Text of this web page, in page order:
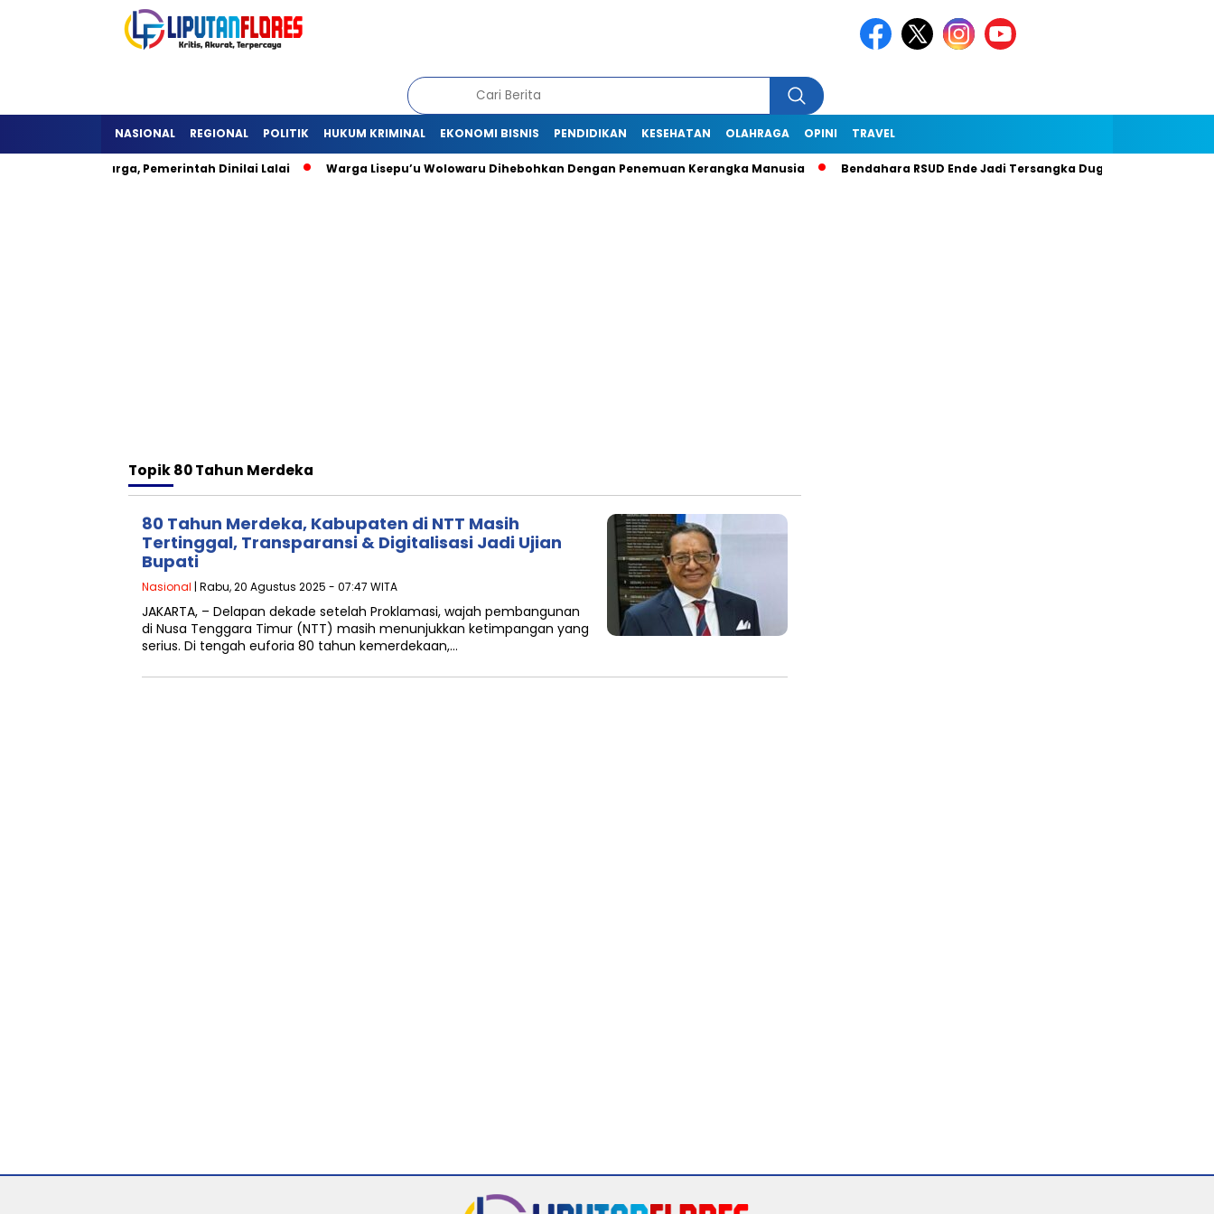
NASIONAL REGIONAL POLITIK HUKUM KRIMINAL EKONOMI BISNIS PENDIDIKAN KESEHATAN OLAHRAGA OPINI TRAVEL
Hambat Warga, Pemerintah Dinilai Lalai Warga Lisepu’u Wolowaru Dihebohkan Dengan Penemuan Kerangka Manusia Bendahara RSUD Ende Jadi Tersangka Dugaan Korupsi Rp1,9
Topik80 Tahun Merdeka
80 Tahun Merdeka, Kabupaten di NTT Masih
Tertinggal, Transparansi & Digitalisasi Jadi Ujian
Bupati
Nasional | Rabu, 20 Agustus 2025 - 07:47 WITA
JAKARTA, – Delapan dekade setelah Proklamasi, wajah pembangunan
di Nusa Tenggara Timur (NTT) masih menunjukkan ketimpangan yang
serius. Di tengah euforia 80 tahun kemerdekaan,…